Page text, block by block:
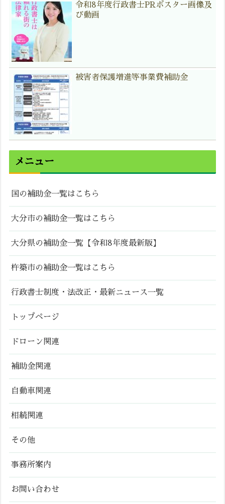
令和8年度行政書士PRポスター画像及
び動画
被害者保護増進等事業費補助金
メニュー
国の補助金一覧はこちら
大分市の補助金一覧はこちら
大分県の補助金一覧【令和8年度最新版】
杵築市の補助金一覧はこちら
行政書士制度・法改正・最新ニュース一覧
トップページ
ドローン関連
補助金関連
自動車関連
相続関連
その他
事務所案内
お問い合わせ